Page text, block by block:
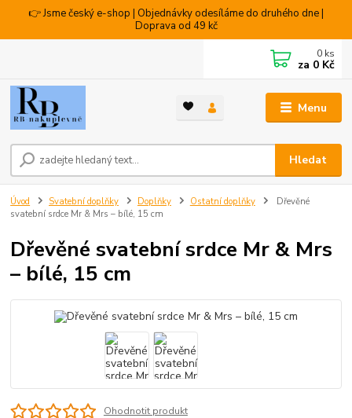
👉 Jsme český e-shop | Objednávky odesíláme do druhého dne |
Doprava od 49 kč
Menu
Hledat
0 ks
za 0 Kč
Úvod Svatební doplňky Doplňky Ostatní doplňky
Dřevěné
svatební srdce Mr & Mrs – bílé, 15 cm
Dřevěné svatební srdce Mr & Mrs
– bílé, 15 cm
Ohodnotit produkt